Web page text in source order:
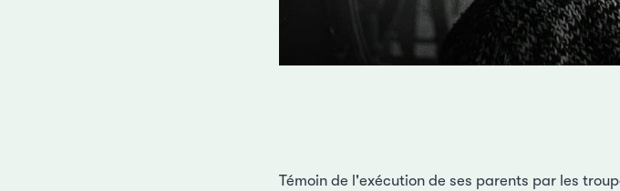
Témoin de l'exécution de ses parents par les